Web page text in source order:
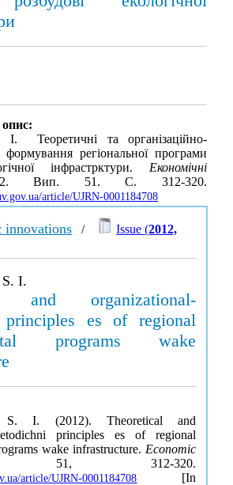
опис:
І. Теоретичні та організаційно-
формування регіональної програми
інфрастрктури. Економічні
Вип. 51. С. 312-320.
article/UJRN-0001184708
innovations / Issue (2012,
S. I.
and organizational-
principles es of regional
programs wake
S. I. (2012). Theoretical and
principles es of regional
wake infrastructure. Economic
312-320.
article/UJRN-0001184708 [In